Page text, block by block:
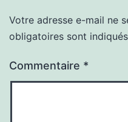
Votre adresse e-mail ne
obligatoires sont
Commentaire *